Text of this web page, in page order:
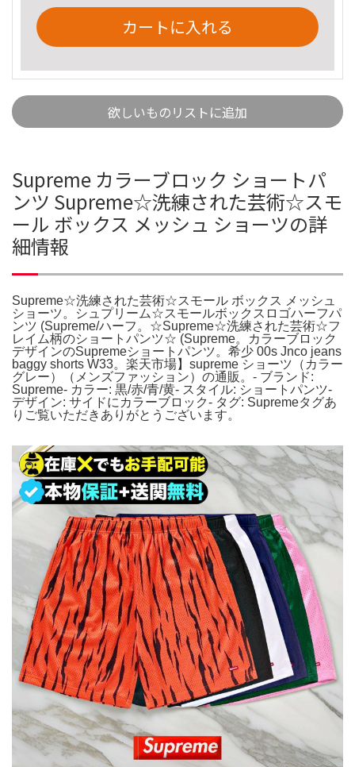
カートに入れる
欲しいものリストに追加
Supreme カラーブロック ショートパ
ンツ Supreme☆洗練された芸術☆スモ
ール ボックス メッシュ ショーツの詳
細情報
Supreme☆洗練された芸術☆スモール ボックス メッシュ
ショーツ。シュプリーム☆スモールボックスロゴハーフパ
ンツ (Supreme/ハーフ。☆Supreme☆洗練された芸術☆フ
レイム柄のショートパンツ☆ (Supreme。カラーブロック
デザインのSupremeショートパンツ。希少 00s Jnco jeans
baggy shorts W33。楽天市場】supreme ショーツ（カラー
グレー）（メンズファッション）の通販。- ブランド:
Supreme- カラー: 黒/赤/青/黄- スタイル: ショートパンツ-
デザイン: サイドにカラーブロック- タグ: Supremeタグあ
りご覧いただきありがとうございます。